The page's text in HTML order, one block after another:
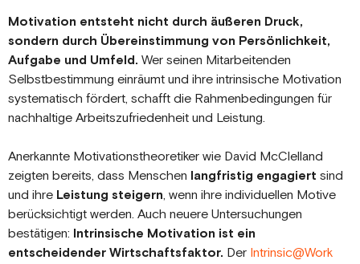
Motivation entsteht nicht durch äußeren Druck,
sondern durch Übereinstimmung von Persönlichkeit,
Aufgabe und Umfeld. Wer seinen Mitarbeitenden
Selbstbestimmung einräumt und ihre intrinsische Motivation
systematisch fördert, schafft die Rahmenbedingungen für
nachhaltige Arbeitszufriedenheit und Leistung.
Anerkannte Motivationstheoretiker wie David McClelland
zeigten bereits, dass Menschen langfristig engagiert sind
und ihre Leistung steigern, wenn ihre individuellen Motive
berücksichtigt werden. Auch neuere Untersuchungen
bestätigen: Intrinsische Motivation ist ein
entscheidender Wirtschaftsfaktor. Der Intrinsic@Work